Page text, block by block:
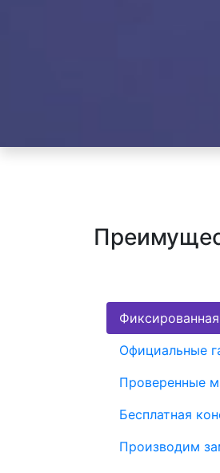
Официальные
Проверенные
Бесплатная
Производим